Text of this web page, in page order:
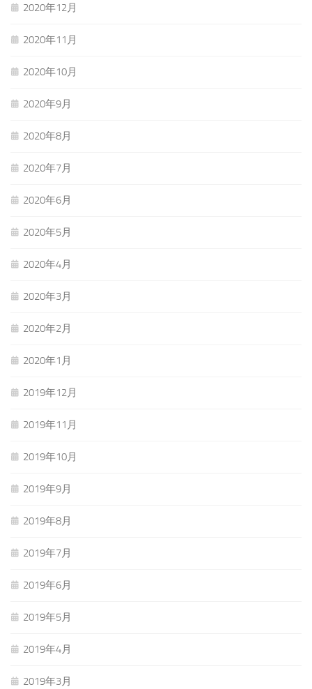
2020年12月
2020年11月
2020年10月
2020年9月
2020年8月
2020年7月
2020年6月
2020年5月
2020年4月
2020年3月
2020年2月
2020年1月
2019年12月
2019年11月
2019年10月
2019年9月
2019年8月
2019年7月
2019年6月
2019年5月
2019年4月
2019年3月